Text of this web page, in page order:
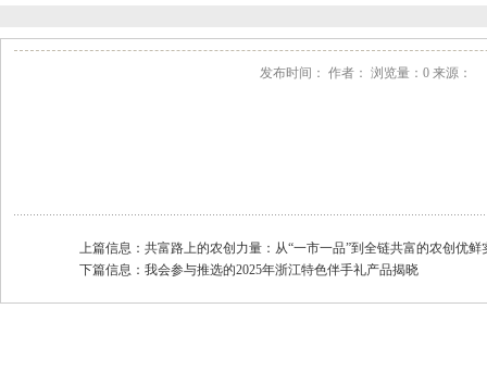
发布时间： 作者： 浏览量：0 来源：
上篇信息： 共富路上的农创力量：从“一市一品”到全链共富的农创优鲜
下篇信息： 我会参与推选的2025年浙江特色伴手礼产品揭晓